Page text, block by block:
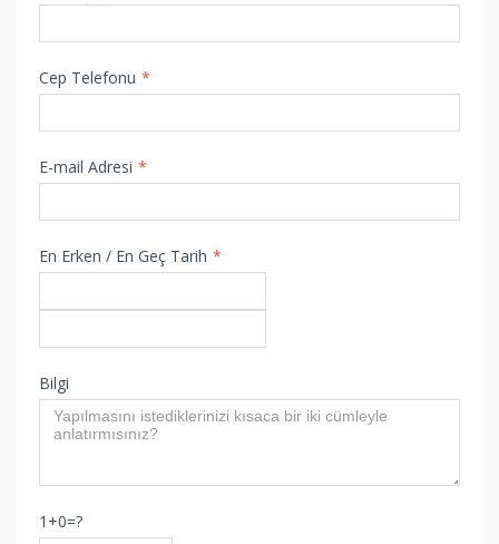
Cep Telefonu *
E-mail Adresi *
En Erken / En Geç Tarih *
Bilgi
1+0=?